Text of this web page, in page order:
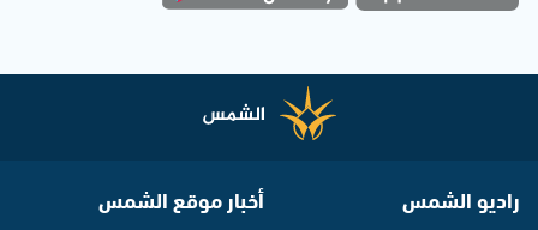
راديو الشمس أخبار موقع الشمس